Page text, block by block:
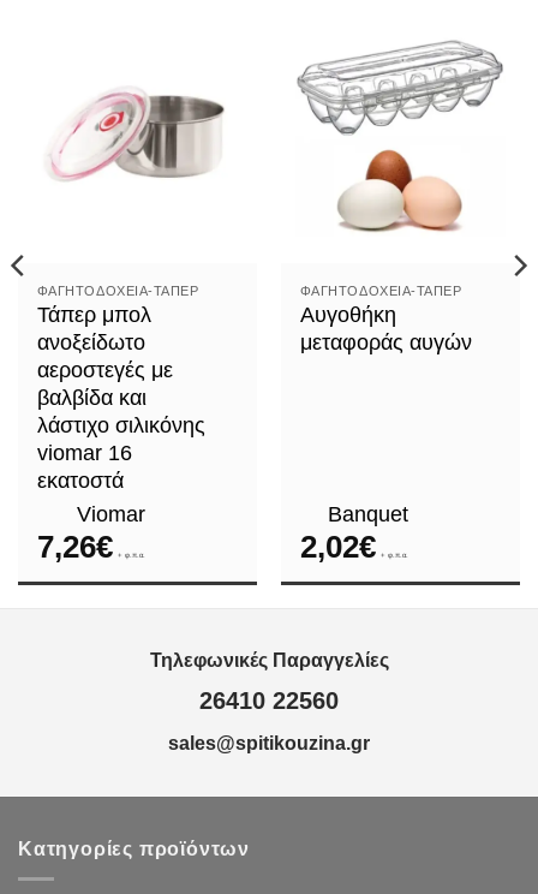
ΦΑΓΗΤΟΔΟΧΕΊΑ-ΤΆΠΕΡ
Τάπερ μπολ
ανοξείδωτο
αεροστεγές με
βαλβίδα και
λάστιχο σιλικόνης
viomar 16
εκατοστά
Viomar
7,26€ + φ.π.α.
ΦΑΓΗΤΟΔΟΧΕΊΑ-ΤΆΠΕΡ
Αυγοθήκη
μεταφοράς αυγών
Banquet
2,02€ + φ.π.α.
Τηλεφωνικές Παραγγελίες
26410 22560
sales@spitikouzina.gr
Κατηγορίες προϊόντων